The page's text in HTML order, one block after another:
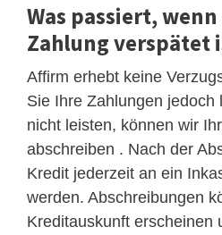
Was passiert,
Zahlung verspätet
Affirm erhebt keine
Sie Ihre Zahlungen jedoch
nicht leisten, können wir
abschreiben . Nach der
Kredit jederzeit an ein
werden. Abschreibungen
Kreditauskunft erscheinen